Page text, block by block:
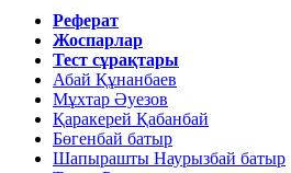
Реферат
Жоспарлар
Тест сұрақтары
Абай Құнанбаев
Мұхтар Әуезов
Қаракерей Қабанбай
Бөгенбай батыр
Шапырашты Наурызбай батыр